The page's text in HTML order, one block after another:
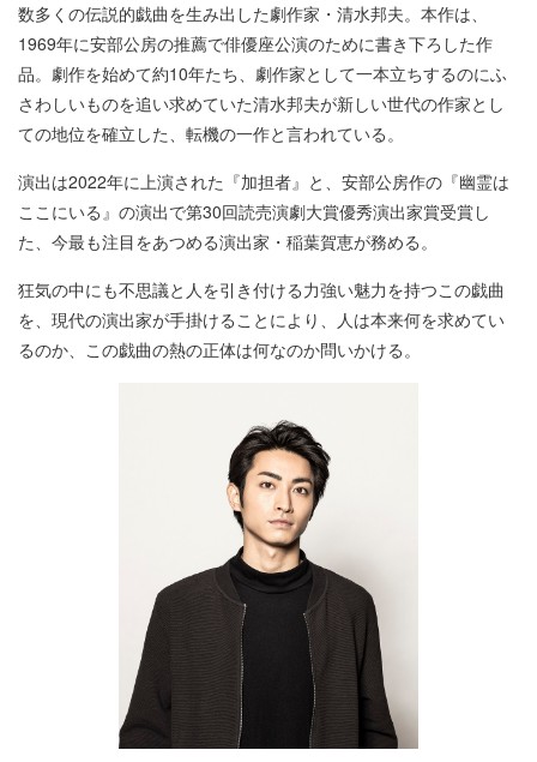
数多くの伝説的戯曲を生み出した劇作家・清水邦夫。本作は、
1969年に安部公房の推薦で俳優座公演のために書き下ろした作
品。劇作を始めて約10年たち、劇作家として一本立ちするのにふ
さわしいものを追い求めていた清水邦夫が新しい世代の作家とし
ての地位を確立した、転機の一作と言われている。
演出は2022年に上演された『加担者』と、安部公房作の『幽霊は
ここにいる』の演出で第30回読売演劇大賞優秀演出家賞受賞し
た、今最も注目をあつめる演出家・稲葉賀恵が務める。
狂気の中にも不思議と人を引き付ける力強い魅力を持つこの戯曲
を、現代の演出家が手掛けることにより、人は本来何を求めてい
るのか、この戯曲の熱の正体は何なのか問いかける。